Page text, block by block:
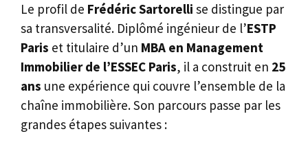
Le profil de Frédéric Sartorelli se distingue par
sa transversalité. Diplômé ingénieur de l’ESTP
Paris et titulaire d’un MBA en Management
Immobilier de l’ESSEC Paris, il a construit en 25
ans une expérience qui couvre l’ensemble de la
chaîne immobilière. Son parcours passe par les
grandes étapes suivantes :